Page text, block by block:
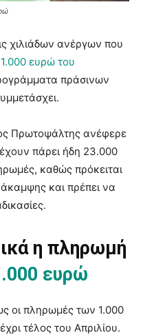
χιλιάδων ανέργων που
1.000 ευρώ του
πράσινων
Πρωτοψάλτης ανέφερε
πάρει ήδη 23.000
καθώς πρόκειται
και πρέπει να
η πληρωμή
ευρώ
οι πληρωμές των 1.000
τέλος του Απριλίου.